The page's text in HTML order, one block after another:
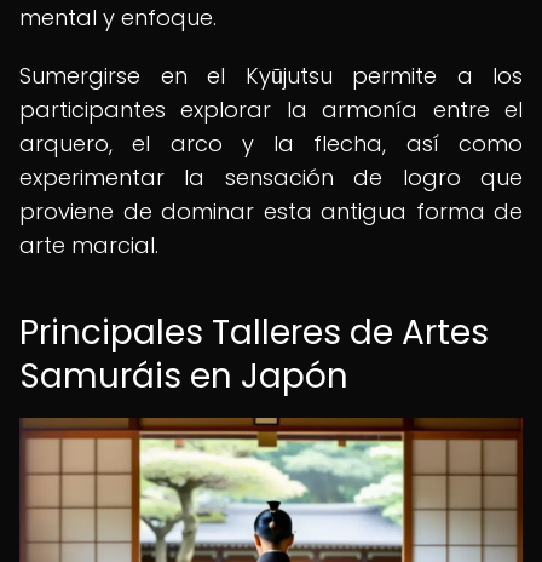
mental y enfoque.
Sumergirse en el Kyūjutsu permite a los
participantes explorar la armonía entre el
arquero, el arco y la flecha, así como
experimentar la sensación de logro que
proviene de dominar esta antigua forma de
arte marcial.
Principales Talleres de Artes
Samuráis en Japón